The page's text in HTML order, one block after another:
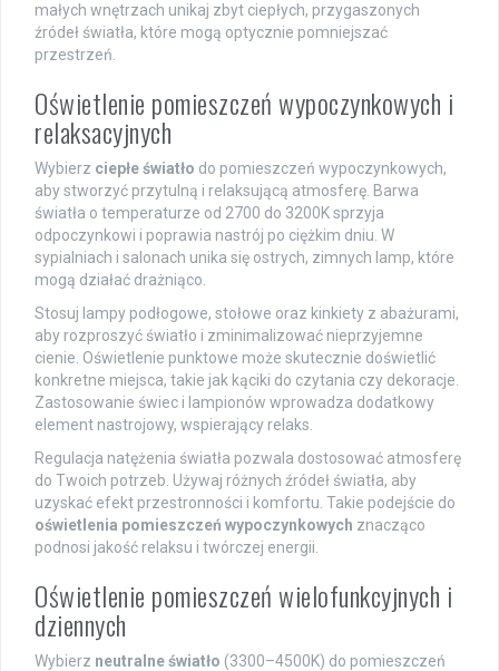
małych wnętrzach unikaj zbyt ciepłych, przygaszonych
źródeł światła, które mogą optycznie pomniejszać
przestrzeń.
Oświetlenie pomieszczeń wypoczynkowych i
relaksacyjnych
Wybierz ciepłe światło do pomieszczeń wypoczynkowych,
aby stworzyć przytulną i relaksującą atmosferę. Barwa
światła o temperaturze od 2700 do 3200K sprzyja
odpoczynkowi i poprawia nastrój po ciężkim dniu. W
sypialniach i salonach unika się ostrych, zimnych lamp, które
mogą działać drażniąco.
Stosuj lampy podłogowe, stołowe oraz kinkiety z abażurami,
aby rozproszyć światło i zminimalizować nieprzyjemne
cienie. Oświetlenie punktowe może skutecznie doświetlić
konkretne miejsca, takie jak kąciki do czytania czy dekoracje.
Zastosowanie świec i lampionów wprowadza dodatkowy
element nastrojowy, wspierający relaks.
Regulacja natężenia światła pozwala dostosować atmosferę
do Twoich potrzeb. Używaj różnych źródeł światła, aby
uzyskać efekt przestronności i komfortu. Takie podejście do
oświetlenia pomieszczeń wypoczynkowych znacząco
podnosi jakość relaksu i twórczej energii.
Oświetlenie pomieszczeń wielofunkcyjnych i
dziennych
Wybierz neutralne światło (3300–4500K) do pomieszczeń